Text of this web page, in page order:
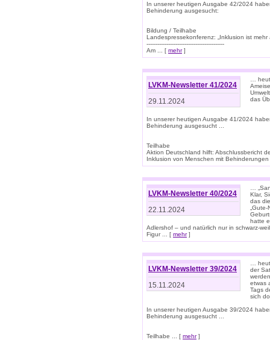
In unserer heutigen Ausgabe 42/2024
Behinderung ausgesucht:
Bildung / Teilhabe
Landespressekonferenz: „Inklusion ist mehr
-------------------------------------------
Am ... [ mehr]
LVKM-Newsletter 41/2024
29.11.2024
…
das
In unserer heutigen Ausgabe 41/2024
Behinderung ausgesucht ...
Teilhabe
Aktion Deutschland hilft: Abschlussbericht
Inklusion von Menschen mit
LVKM-Newsletter 40/2024
22.11.2024
…
Klar,
das
hatte
Adlershof – und natürlich nur in schwarz-
Figur ... [ mehr]
LVKM-Newsletter 39/2024
15.11.2024
…
der
etwas
Tags
sich
In unserer heutigen Ausgabe 39/2024
Behinderung ausgesucht ...
Teilhabe ... [ mehr]